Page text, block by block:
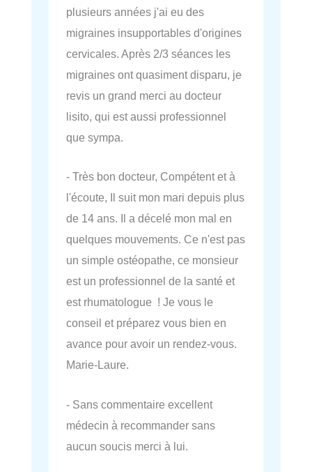
plusieurs années j'ai eu des
migraines insupportables d'origines
cervicales. Après 2/3 séances les
migraines ont quasiment disparu, je
revis un grand merci au docteur
lisito, qui est aussi professionnel
que sympa.
- Très bon docteur, Compétent et à
l'écoute, Il suit mon mari depuis plus
de 14 ans. Il a décelé mon mal en
quelques mouvements. Ce n'est pas
un simple ostéopathe, ce monsieur
est un professionnel de la santé et
est rhumatologue ! Je vous le
conseil et préparez vous bien en
avance pour avoir un rendez-vous.
Marie-Laure.
- Sans commentaire excellent
médecin à recommander sans
aucun soucis merci à lui.